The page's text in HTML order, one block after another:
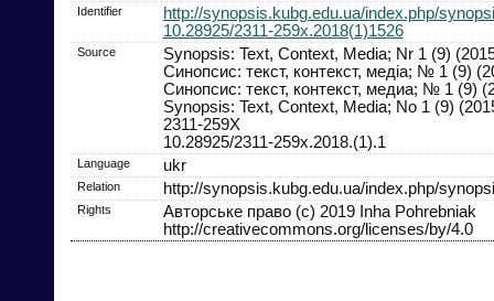
Identifier
http://synopsis.kubg.edu.ua/index.php/
10.28925/2311-259x.2018(1)1526
Source
Synopsis: Text, Context, Media; Nr 1 (9)
Синопсис: текст, контекст, медіа; № 1 (9)
Синопсис: текст, контекст, медиа; № 1 (9)
Synopsis: Text, Context, Media; No 1 (9)
2311-259X
10.28925/2311-259x.2018.(1).1
Language ukr
Relation http://synopsis.kubg.edu.ua/index.php/
Rights
Авторське право (c) 2019 Inha Pohrebniak
http://creativecommons.org/licenses/by/4.0